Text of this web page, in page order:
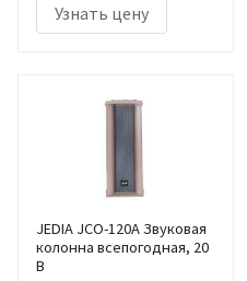
Узнать цену
JEDIA JCO-120A Звуковая
колонна всепогодная, 20
В